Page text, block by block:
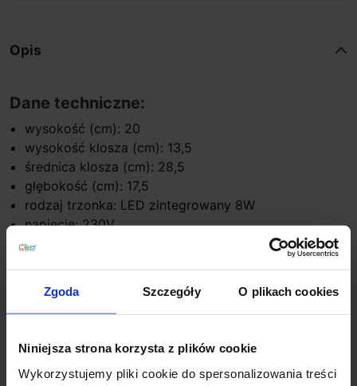
Zgoda Szczegóły O plikach cookies
Niniejsza strona korzysta z plików cookie
Wykorzystujemy pliki cookie do spersonalizowania treści
Opis
Dane techniczne:
wysokość (cm): 20
wysokość klosza (cm): 13,5
średnica klosza (cm): 28,5
głębokość (cm): 17,5
rodzaj trzonka: LED zintegrowany 8W
napięcie: 230V
strumień światła: 400lm
kolor lampy: czarny
materiał: aluminum/akryl